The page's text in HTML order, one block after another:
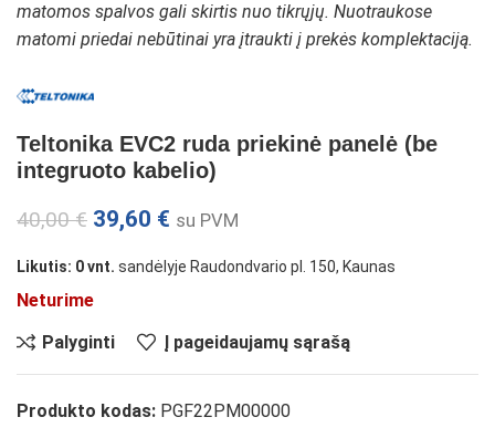
matomos spalvos gali skirtis nuo tikrųjų. Nuotraukose
matomi priedai nebūtinai yra įtraukti į prekės komplektaciją.
Teltonika EVC2 ruda priekinė panelė (be
integruoto kabelio)
40,00€ 39,60 € su PVM
Likutis: 0 vnt. sandėlyje Raudondvario pl. 150, Kaunas
Neturime
Palyginti
Į pageidaujamų sąrašą
Produkto kodas: PGF22PM00000